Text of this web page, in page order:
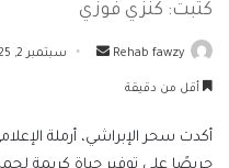
كتبت: كنزي فوزي
Rehab fawzy
أرسل سبتمبر 2, 2025
أقل من دقيقة
أكدت سحر الإبراشي، أرملة